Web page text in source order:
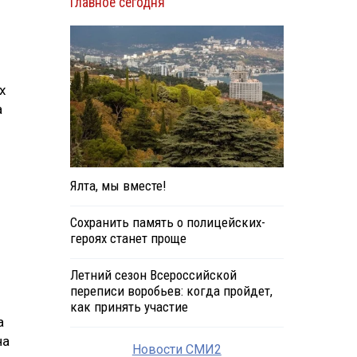
Ялта, мы вместе!
Сохранить память о полицейских-
героях станет проще
Летний сезон Всероссийской
переписи воробьев: когда пройдет,
как принять участие
Новости СМИ2